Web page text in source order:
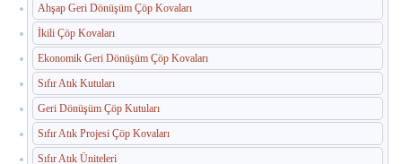
Ahşap Geri Dönüşüm Çöp Kovaları
İkili Çöp Kovaları
Ekonomik Geri Dönüşüm Çöp Kovaları
Sıfır Atık Kutuları
Geri Dönüşüm Çöp Kutuları
Sıfır Atık Projesi Çöp Kovaları
Sıfır Atık Üniteleri